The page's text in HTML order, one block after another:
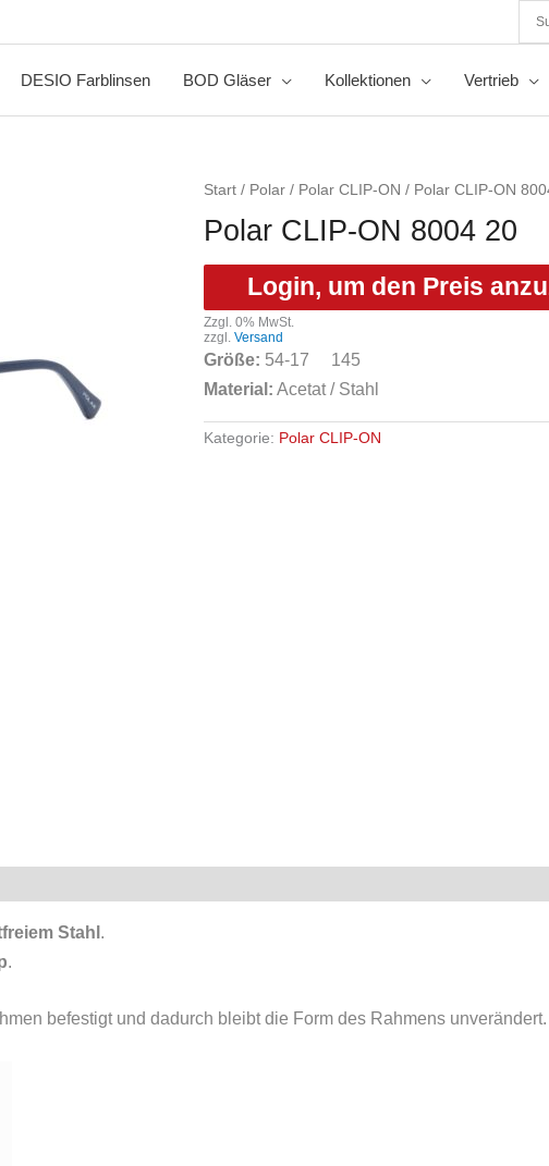
DESIO Farblinsen BOD Gläser Kollektionen Vertrieb
Start / Polar / Polar CLIP-ON / Polar CLIP-ON
Polar CLIP-ON 8004 20
Login, um den Preis
Zzgl. 0% MwSt.
zzgl. Versand
Größe: 54-17 145
Material: Acetat / Stahl
Kategorie: Polar CLIP-ON
Stahl .
.
befestigt und dadurch bleibt die Form des Rahmens unverändert.